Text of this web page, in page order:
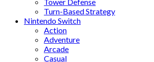
Turn-Based Strategy
Nintendo Switch
Action
Adventure
Arcade
Casual